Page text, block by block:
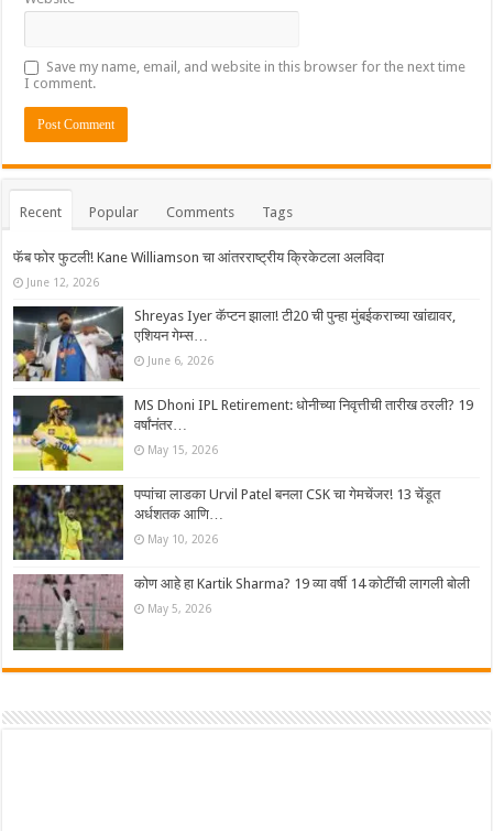
Save my name, email, and website in this browser for the next time
I comment.
Recent Popular Comments Tags
फॅब फोर फुटली! Kane Williamson चा आंतरराष्ट्रीय क्रिकेटला अलविदा
June 12, 2026
Shreyas Iyer कॅप्टन झाला! टी20 ची पुन्हा मुंबईकराच्या खांद्यावर,
एशियन गेम्स…
June 6, 2026
MS Dhoni IPL Retirement: धोनीच्या निवृत्तीची तारीख ठरली? 19
वर्षांनंतर…
May 15, 2026
पप्पांचा लाडका Urvil Patel बनला CSK चा गेमचेंजर! 13 चेंडूत
अर्धशतक आणि…
May 10, 2026
कोण आहे हा Kartik Sharma? 19 व्या वर्षी 14 कोटींची लागली बोली
May 5, 2026